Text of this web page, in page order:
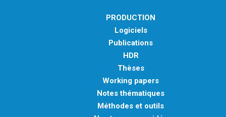
PRODUCTION
Logiciels
Publications
HDR
Thèses
Working papers
Notes thématiques
Méthodes et outils